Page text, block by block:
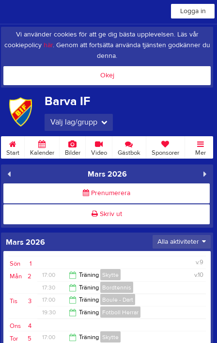
Logga in
Vi använder cookies för att ge dig bästa upplevelsen. Läs vår
cookiepolicy här. Genom att fortsätta använda tjänsten godkänner du
denna.
Okej
Barva IF
Välj lag/grupp
Start Kalender Bilder Video Gästbok Sponsorer Mer
Mars 2026
Prenumerera
Skriv ut
Mars 2026 Alla aktiviteter
1
Sön
v.9
2
Mån v.10
17:00 Träning Skytte
19:00
17:30 Träning Bordtennis
19:00
3
Tis 17:00 Träning Boule - Dart
19:30 Träning Fotboll Herrar
21:00
4
Ons
5
Tor 17:00 Träning Skytte